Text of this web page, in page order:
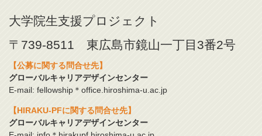
大学院生支援プロジェクト
〒739-8511 東広島市鏡山一丁目3番2号
【公募に関する問合せ先】
グローバルキャリアデザインセンター
E-mail: fellowship＊office.hiroshima-u.ac.jp
【HIRAKU-PFに関する問合せ先】
グローバルキャリアデザインセンター